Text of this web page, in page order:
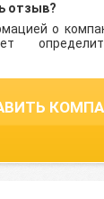
отзыв?
о